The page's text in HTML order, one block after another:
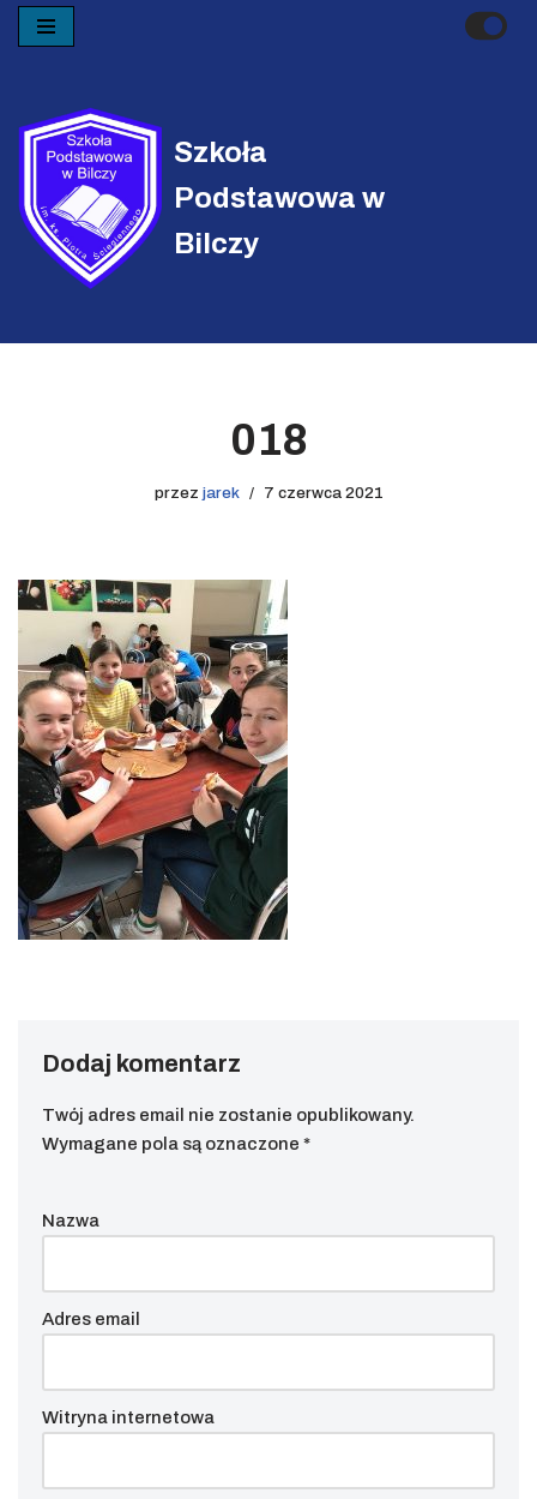
treści
Szkoła
Podstawowa w
Bilczy
018
przez jarek 7 czerwca 2021
Dodaj komentarz
Twój adres email nie zostanie opublikowany.
Wymagane pola są oznaczone *
Nazwa
Adres email
Witryna internetowa